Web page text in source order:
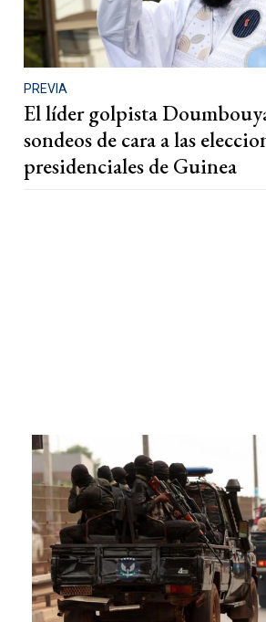
PREVIA
El líder golpista
sondeos de cara a las
presidenciales de Guinea